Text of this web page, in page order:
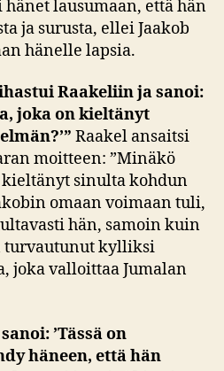
hänet lausumaan, että hän
ja surusta, ellei Jaakob
hänelle lapsia.
Raakeliin ja sanoi:
joka on kieltänyt
Raakel ansaitsi
moitteen: ”Minäkö
kieltänyt sinulta kohdun
omaan voimaan tuli,
hän, samoin kuin
turvautunut kylliksi
joka valloittaa Jumalan
’Tässä on
häneen, että hän